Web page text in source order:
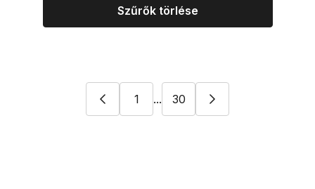
Szűrők törlése
1 ... 30